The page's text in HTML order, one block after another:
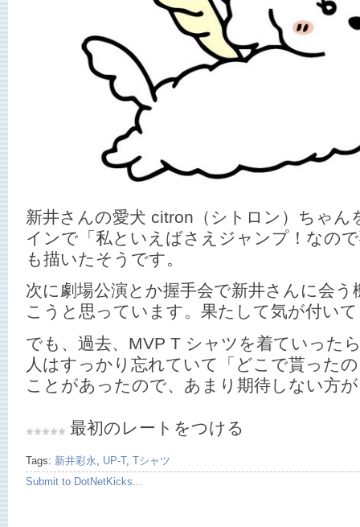
新井さんの愛犬 citron（シトロン）ちゃ
インで「私といえばさえジャンプ！なの
も描いたそうです。
次に劇場公演とか握手会で新井さんに会
こうと思っています。果たして気が付い
でも、過去、MVP T シャツを着ていった
人はすっかり忘れていて「どこで貰った
ことがあったので、あまり期待しない方
最初のレートをつける
Tags: 新井彩永, UP-T, Tシャツ
Submit to DotNetKicks...